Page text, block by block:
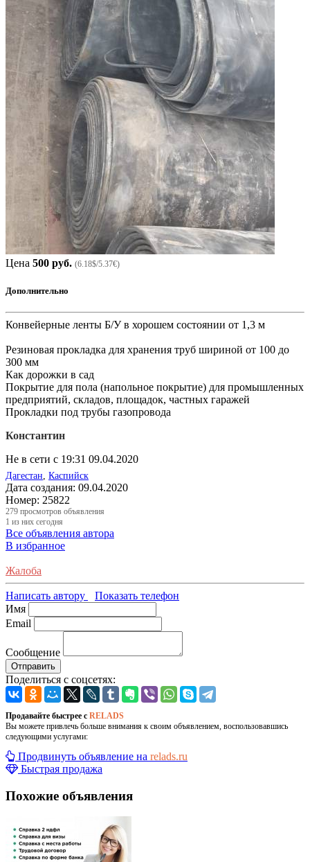
Цена 500 руб. (6.18$/5.37€)
Дополнительно
Конвейерные ленты Б/У в хорошем состоянии от 1,3 м
Резиновая прокладка для хранения труб шириной от 100 до
300 мм
Как дорожки в сад
Покрытие для пола (напольное покрытие) для промышленных
предприятий, складов, площадок, частных гаражей
Прокладки под трубы газопровода
Константин
Не в сети с 19:31 09.04.2020
Дагестан Каспийск
Дата создания: 09.04.2020
Номер: 25822
279 просмотров объявления
1 из них сегодня
Все объявления автора
В избранное
Жалоба
Написать автору
Показать телефон
Имя
Email
Сообщение
Отправить
Поделиться с соцсетях:
Продавайте быстрее с RELADS
Вы можете привлечь больше внимания к своим объявлением, воспользовавшись
следующими услугами:
Продвинуть объявление на relads.ru
Быстрая продажа
Похожие объявления